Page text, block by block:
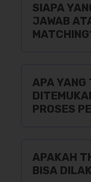
SIAPA
JAWAB
APA
PROSES
APAKAH
BISA